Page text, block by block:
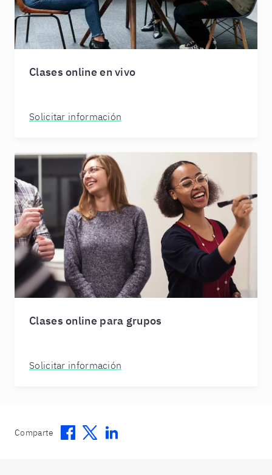
Clases online en vivo
Solicitar información
Clases online para grupos
Solicitar información
Comparte Facebook
TwitterLinkedin